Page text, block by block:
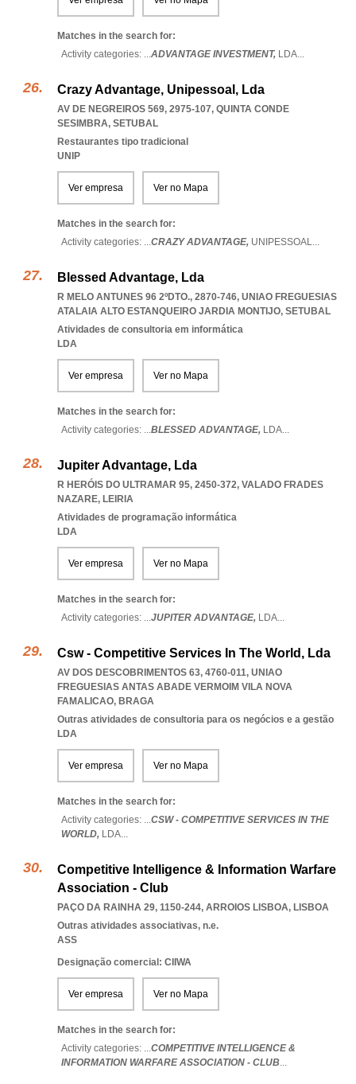
Matches in the search for:
Activity categories: ...ADVANTAGE INVESTMENT, LDA...
Crazy Advantage, Unipessoal, Lda
AV DE NEGREIROS 569, 2975-107, QUINTA CONDE
SESIMBRA, SETUBAL
Restaurantes tipo tradicional
UNIP
Ver empresa Ver no Mapa
Matches in the search for:
Activity categories: ...CRAZY ADVANTAGE, UNIPESSOAL...
Blessed Advantage, Lda
R MELO ANTUNES 96 2ºDTO., 2870-746, UNIAO FREGUESIAS
ATALAIA ALTO ESTANQUEIRO JARDIA MONTIJO, SETUBAL
Atividades de consultoria em informática
LDA
Ver empresa Ver no Mapa
Matches in the search for:
Activity categories: ...BLESSED ADVANTAGE, LDA...
Jupiter Advantage, Lda
R HERÓIS DO ULTRAMAR 95, 2450-372, VALADO FRADES
NAZARE, LEIRIA
Atividades de programação informática
LDA
Ver empresa Ver no Mapa
Matches in the search for:
Activity categories: ...JUPITER ADVANTAGE, LDA...
Csw - Competitive Services In The World, Lda
AV DOS DESCOBRIMENTOS 63, 4760-011, UNIAO
FREGUESIAS ANTAS ABADE VERMOIM VILA NOVA
FAMALICAO, BRAGA
Outras atividades de consultoria para os negócios e a gestão
LDA
Ver empresa Ver no Mapa
Matches in the search for:
Activity categories: ...CSW - COMPETITIVE SERVICES IN THE
WORLD, LDA...
Competitive Intelligence & Information Warfare
Association - Club
PAÇO DA RAINHA 29, 1150-244, ARROIOS LISBOA, LISBOA
Outras atividades associativas, n.e.
ASS
Designação comercial: CIIWA
Ver empresa Ver no Mapa
Matches in the search for:
Activity categories: ...COMPETITIVE INTELLIGENCE &
INFORMATION WARFARE ASSOCIATION - CLUB...